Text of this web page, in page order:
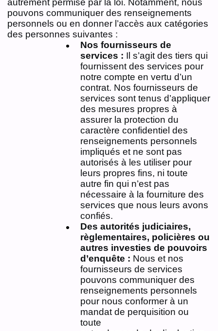
autrement permise par la loi. Notamment, nous
pouvons communiquer des renseignements
personnels ou en donner l’accès aux catégories
des personnes suivantes :
Nos fournisseurs de
services : Il s’agit des tiers qui
fournissent des services pour
notre compte en vertu d’un
contrat. Nos fournisseurs de
services sont tenus d’appliquer
des mesures propres à
assurer la protection du
caractère confidentiel des
renseignements personnels
impliqués et ne sont pas
autorisés à les utiliser pour
leurs propres fins, ni toute
autre fin qui n’est pas
nécessaire à la fourniture des
services que nous leurs avons
confiés.
Des autorités judiciaires,
règlementaires, policières ou
autres investies de pouvoirs
d’enquête : Nous et nos
fournisseurs de services
pouvons communiquer des
renseignements personnels
pour nous conformer à un
mandat de perquisition ou
toute